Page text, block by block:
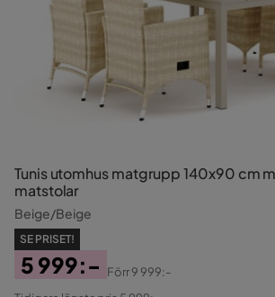
Tunis utomhus matgrupp 140x90 cm
matstolar
Beige/Beige
SE PRISET!
Pris
5 999:-
Original
Förr9 999:-